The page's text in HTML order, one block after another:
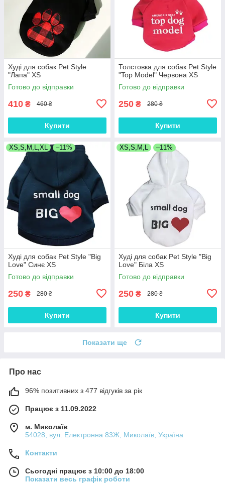
Худі для собак Pet Style
"Лапа" XS
Готово до відправки
410 ₴ 460 ₴
Купити
Толстовка для собак Pet Style
"Top Model" Червона XS
Готово до відправки
250 ₴ 280 ₴
Купити
XS,S,M,L,XL –11%
Худі для собак Pet Style "Big
Love" Синє XS
Готово до відправки
250 ₴ 280 ₴
Купити
XS,S,M,L –11%
Худі для собак Pet Style "Big
Love" Біла XS
Готово до відправки
250 ₴ 280 ₴
Купити
Показати ще
Про нас
96% позитивних з 477 відгуків за рік
Працює з 11.09.2022
м. Миколаїв
54028, вул. Електронна 83Ж, Миколаїв, Україна
Контакти
Сьогодні працює з 10:00 до 18:00
Показати весь графік роботи